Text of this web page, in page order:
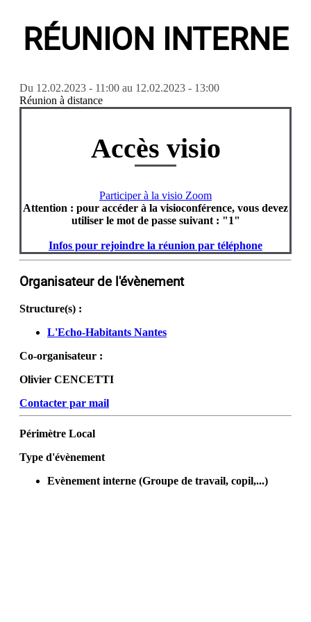
RÉUNION INTERNE
Du 12.02.2023 - 11:00 au 12.02.2023 - 13:00
Réunion à distance
Accès visio
Participer à la visio Zoom
Attention : pour accéder à la visioconférence, vous devez
utiliser le mot de passe suivant : "1"
Infos pour rejoindre la réunion par téléphone
Organisateur de l'évènement
Structure(s) :
L'Echo-Habitants Nantes
Co-organisateur :
Olivier CENCETTI
Contacter par mail
Périmètre Local
Type d'évènement
Evènement interne (Groupe de travail, copil,...)